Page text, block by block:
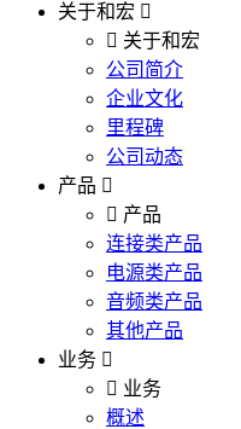
关于和宏
关于和宏
公司简介
企业文化
里程碑
公司动态
产品
产品
连接类产品
电源类产品
音频类产品
其他产品
业务
业务
概述